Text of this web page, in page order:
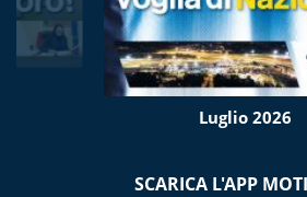
Luglio 2026
SCARICA L'APP